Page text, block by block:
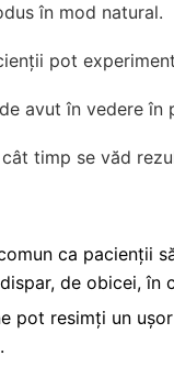
în mod natural.
pot
avut în vedere în
ca pacienții
de obicei, în
pot resimți un